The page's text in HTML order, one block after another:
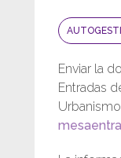
Enviar la
Entradas